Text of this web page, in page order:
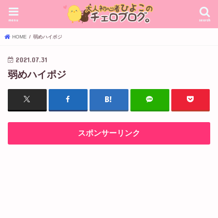
search
menu
HOME 弱めハイポジ
2021.07.31
弱めハイポジ
スポンサーリンク